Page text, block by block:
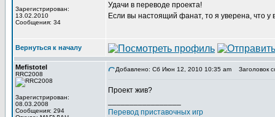
Зарегистрирован:
13.02.2010
Сообщения: 34
Удачи в переводе проекта!
Если вы настоящий фанат, то я уверена, что у
Вернуться к началу
Mefistotel
RRC2008
Зарегистрирован:
08.03.2008
Сообщения: 294
Добавлено: Сб Июн 12, 2010 10:35 am Заголовок
Проект жив?
Перевод приставочных игр